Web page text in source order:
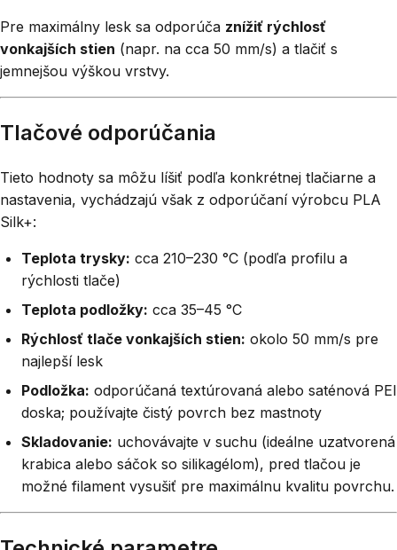
Pre maximálny lesk sa odporúča znížiť rýchlosť
vonkajších stien (napr. na cca 50 mm/s) a tlačiť s
jemnejšou výškou vrstvy.
Tlačové odporúčania
Tieto hodnoty sa môžu líšiť podľa konkrétnej tlačiarne a
nastavenia, vychádzajú však z odporúčaní výrobcu PLA
Silk+:
Teplota trysky: cca 210–230 °C (podľa profilu a
rýchlosti tlače)
Teplota podložky: cca 35–45 °C
Rýchlosť tlače vonkajších stien: okolo 50 mm/s pre
najlepší lesk
Podložka: odporúčaná textúrovaná alebo saténová PEI
doska; používajte čistý povrch bez mastnoty
Skladovanie: uchovávajte v suchu (ideálne uzatvorená
krabica alebo sáčok so silikagélom), pred tlačou je
možné filament vysušiť pre maximálnu kvalitu povrchu.